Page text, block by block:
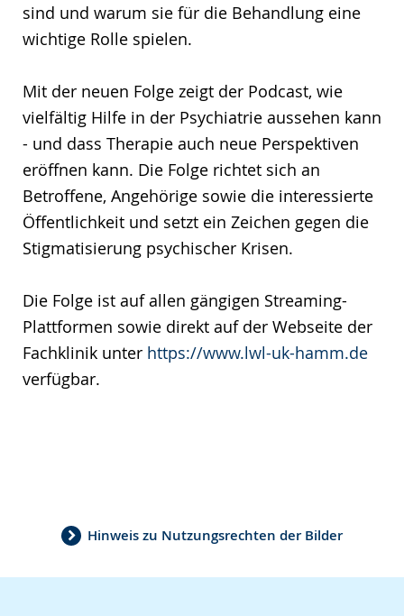
sind und warum sie für die Behandlung eine
wichtige Rolle spielen.
Mit der neuen Folge zeigt der Podcast, wie
vielfältig Hilfe in der Psychiatrie aussehen kann
- und dass Therapie auch neue Perspektiven
eröffnen kann. Die Folge richtet sich an
Betroffene, Angehörige sowie die interessierte
Öffentlichkeit und setzt ein Zeichen gegen die
Stigmatisierung psychischer Krisen.
Die Folge ist auf allen gängigen Streaming-
Plattformen sowie direkt auf der Webseite der
Fachklinik unter https://www.lwl-uk-hamm.de
verfügbar.
Hinweis zu Nutzungsrechten der Bilder